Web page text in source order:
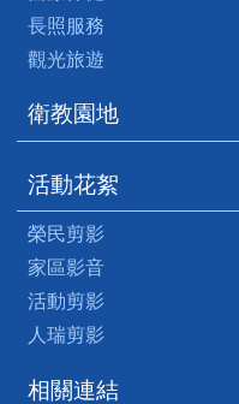
長照服務
觀光旅遊
衛教園地
活動花絮
榮民剪影
家區影音
活動剪影
人瑞剪影
相關連結